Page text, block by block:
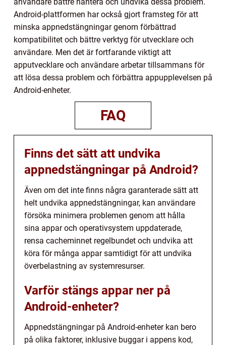
Android-plattformen har också gjort framsteg för att
minska appnedstängningar genom förbättrad
kompatibilitet och bättre verktyg för utvecklare och
användare. Men det är fortfarande viktigt att
apputvecklare och användare arbetar tillsammans för
att lösa dessa problem och förbättra appupplevelsen på
Android-enheter.
FAQ
Finns det sätt att undvika
appnedstängningar på Android?
Även om det inte finns några garanterade sätt att
helt undvika appnedstängningar, kan användare
försöka minimera problemen genom att hålla
sina appar och operativsystem uppdaterade,
rensa cacheminnet regelbundet och undvika att
köra för många appar samtidigt för att undvika
överbelastning av systemresurser.
Varför stängs appar ner på
Android-enheter?
Appnedstängningar på Android-enheter kan bero
på olika faktorer, inklusive buggar i appens kod,